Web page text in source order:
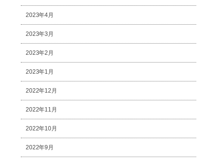
2023年4月
2023年3月
2023年2月
2023年1月
2022年12月
2022年11月
2022年10月
2022年9月